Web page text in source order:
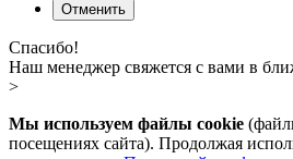
Отменить
Спасибо!
Наш менеджер свяжется с вами в
>
Мы используем файлы cookie
посещениях сайта). Продолжая